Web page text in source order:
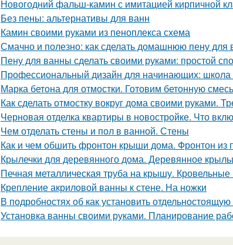
Новогодний фальш-камин с имитацией кирпичной
Без пены: альтернативы для ванн
Камин своими руками из пеноплекса схема
Смачно и полезно: как сделать домашнюю пену
Пену для ванны сделать своими руками: простой
Профессиональный дизайн для начинающих:
Марка бетона для отмостки. Готовим бетонную
Как сделать отмостку вокруг дома своими руками.
Черновая отделка квартиры в новостройке. Что
Чем отделать стены и пол в ванной. Стены
Как и чем обшить фронтон крыши дома. Фронтон из
Крылечки для деревянного дома. Деревянное
Печная металлическая труба на крышу.
Крепление акриловой ванны к стене. На ножки
В подробностях об как установить
Установка ванны своими руками. Планирование